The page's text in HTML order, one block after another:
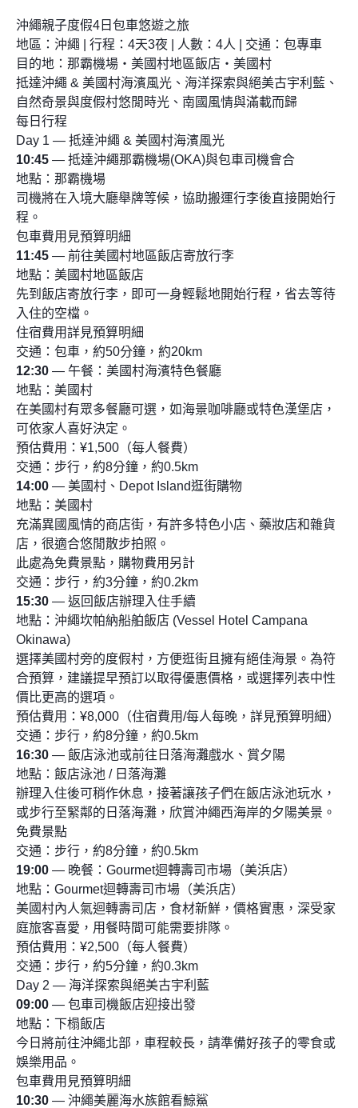
沖繩親子度假4日包車悠遊之旅
地區：沖繩 | 行程：4天3夜 | 人數：4人 | 交通：包專車
目的地：那霸機場・美國村地區飯店・美國村
抵達沖繩 & 美國村海濱風光、海洋探索與絕美古宇利藍、
自然奇景與度假村悠閒時光、南國風情與滿載而歸
每日行程
Day 1 — 抵達沖繩 & 美國村海濱風光
10:45 — 抵達沖繩那霸機場(OKA)與包車司機會合
地點：那霸機場
司機將在入境大廳舉牌等候，協助搬運行李後直接開始行
程。
包車費用見預算明細
11:45 — 前往美國村地區飯店寄放行李
地點：美國村地區飯店
先到飯店寄放行李，即可一身輕鬆地開始行程，省去等待
入住的空檔。
住宿費用詳見預算明細
交通：包車，約50分鐘，約20km
12:30 — 午餐：美國村海濱特色餐廳
地點：美國村
在美國村有眾多餐廳可選，如海景咖啡廳或特色漢堡店，
可依家人喜好決定。
預估費用：¥1,500（每人餐費）
交通：步行，約8分鐘，約0.5km
14:00 — 美國村、Depot Island逛街購物
地點：美國村
充滿異國風情的商店街，有許多特色小店、藥妝店和雜貨
店，很適合悠閒散步拍照。
此處為免費景點，購物費用另計
交通：步行，約3分鐘，約0.2km
15:30 — 返回飯店辦理入住手續
地點：沖繩坎帕納船舶飯店 (Vessel Hotel Campana
Okinawa)
選擇美國村旁的度假村，方便逛街且擁有絕佳海景。為符
合預算，建議提早預訂以取得優惠價格，或選擇列表中性
價比更高的選項。
預估費用：¥8,000（住宿費用/每人每晚，詳見預算明細）
交通：步行，約8分鐘，約0.5km
16:30 — 飯店泳池或前往日落海灘戲水、賞夕陽
地點：飯店泳池 / 日落海灘
辦理入住後可稍作休息，接著讓孩子們在飯店泳池玩水，
或步行至緊鄰的日落海灘，欣賞沖繩西海岸的夕陽美景。
免費景點
交通：步行，約8分鐘，約0.5km
19:00 — 晚餐：Gourmet迴轉壽司市場（美浜店）
地點：Gourmet迴轉壽司市場（美浜店）
美國村內人氣迴轉壽司店，食材新鮮，價格實惠，深受家
庭旅客喜愛，用餐時間可能需要排隊。
預估費用：¥2,500（每人餐費）
交通：步行，約5分鐘，約0.3km
Day 2 — 海洋探索與絕美古宇利藍
09:00 — 包車司機飯店迎接出發
地點：下榻飯店
今日將前往沖繩北部，車程較長，請準備好孩子的零食或
娛樂用品。
包車費用見預算明細
10:30 — 沖繩美麗海水族館看鯨鯊